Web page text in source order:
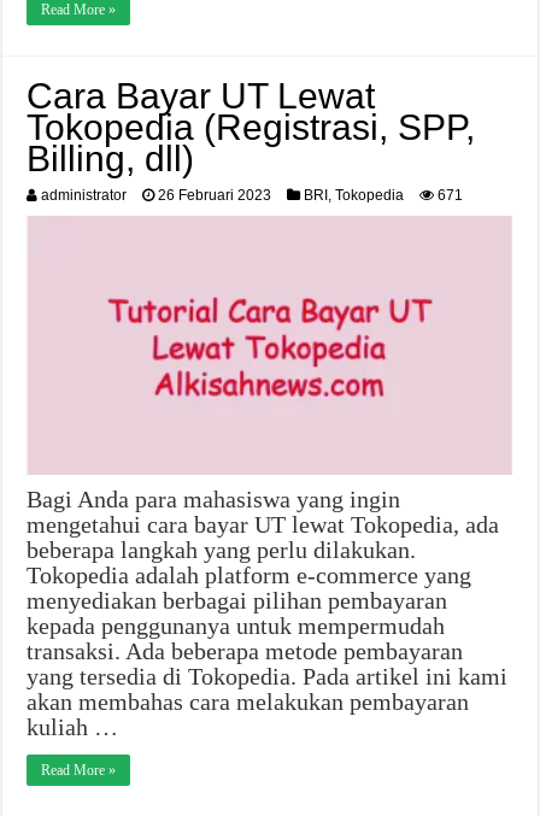
Read More »
Cara Bayar UT Lewat
Tokopedia (Registrasi, SPP,
Billing, dll)
administrator 26 Februari 2023 BRI ,Tokopedia 671
Bagi Anda para mahasiswa yang ingin
mengetahui cara bayar UT lewat Tokopedia, ada
beberapa langkah yang perlu dilakukan.
Tokopedia adalah platform e-commerce yang
menyediakan berbagai pilihan pembayaran
kepada penggunanya untuk mempermudah
transaksi. Ada beberapa metode pembayaran
yang tersedia di Tokopedia. Pada artikel ini kami
akan membahas cara melakukan pembayaran
kuliah …
Read More »